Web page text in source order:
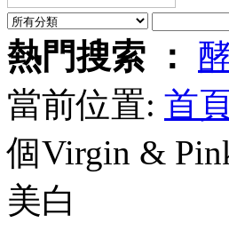
熱門搜索 ：
當前位置: 首
個Virgin &
美白